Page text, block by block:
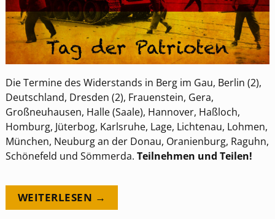
Die Termine des Widerstands in Berg im Gau, Berlin (2),
Deutschland, Dresden (2), Frauenstein, Gera,
Großneuhausen, Halle (Saale), Hannover, Haßloch,
Homburg, Jüterbog, Karlsruhe, Lage, Lichtenau, Lohmen,
München, Neuburg an der Donau, Oranienburg, Raguhn,
Schönefeld und Sömmerda. Teilnehmen und Teilen!
WEITERLESEN →